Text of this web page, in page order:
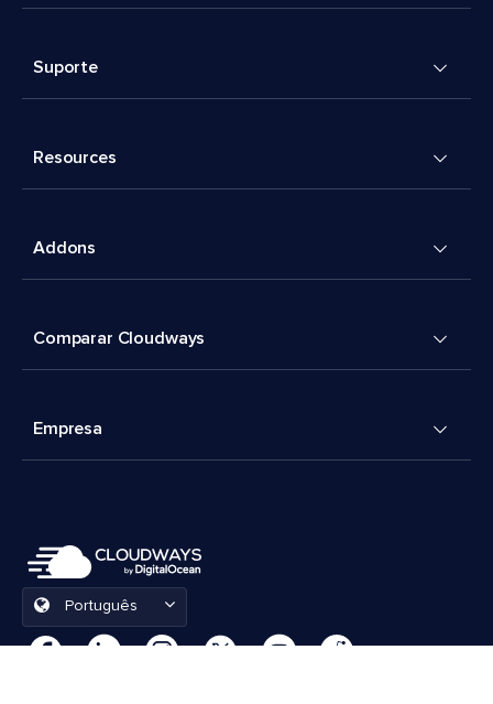
Suporte
Resources
Addons
Comparar Cloudways
Empresa
Português